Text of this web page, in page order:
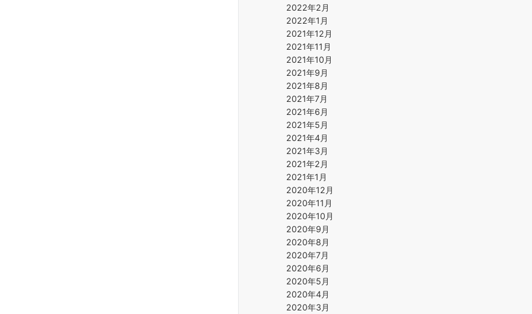
2022年2月
2022年1月
2021年12月
2021年11月
2021年10月
2021年9月
2021年8月
2021年7月
2021年6月
2021年5月
2021年4月
2021年3月
2021年2月
2021年1月
2020年12月
2020年11月
2020年10月
2020年9月
2020年8月
2020年7月
2020年6月
2020年5月
2020年4月
2020年3月